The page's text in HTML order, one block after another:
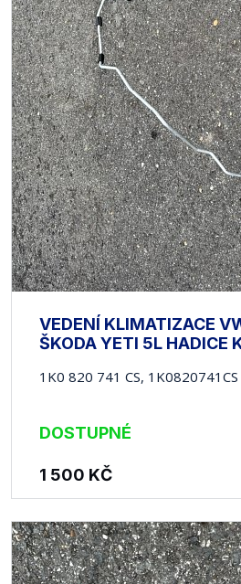
VEDENÍ KLIMATIZACE
ŠKODA YETI 5L HADICE
1K0 820 741 CS, 1K0820741CS
DOSTUPNÉ
1 500 KČ